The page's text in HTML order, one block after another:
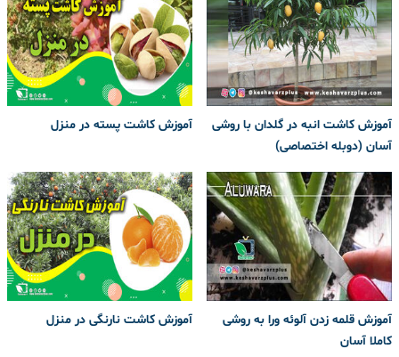
آموزش کاشت انبه در گلدان با روشی
آسان (دوبله اختصاصی)
آموزش کاشت پسته در منزل
آموزش قلمه زدن آلوئه ورا به روشی
کاملا آسان
آموزش کاشت نارنگی در منزل